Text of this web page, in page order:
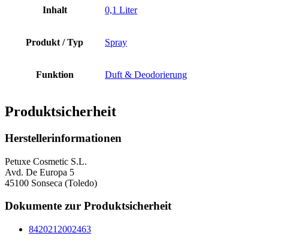
Inhalt 0,1 Liter
Produkt / Typ Spray
Funktion Duft & Deodorierung
Produktsicherheit
Herstellerinformationen
Petuxe Cosmetic S.L.
Avd. De Europa 5
45100 Sonseca (Toledo)
Dokumente zur Produktsicherheit
8420212002463